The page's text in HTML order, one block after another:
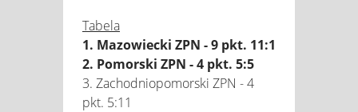
Tabela
1. Mazowiecki ZPN - 9 pkt. 11:1
2. Pomorski ZPN - 4 pkt. 5:5
3. Zachodniopomorski ZPN - 4
pkt. 5:11